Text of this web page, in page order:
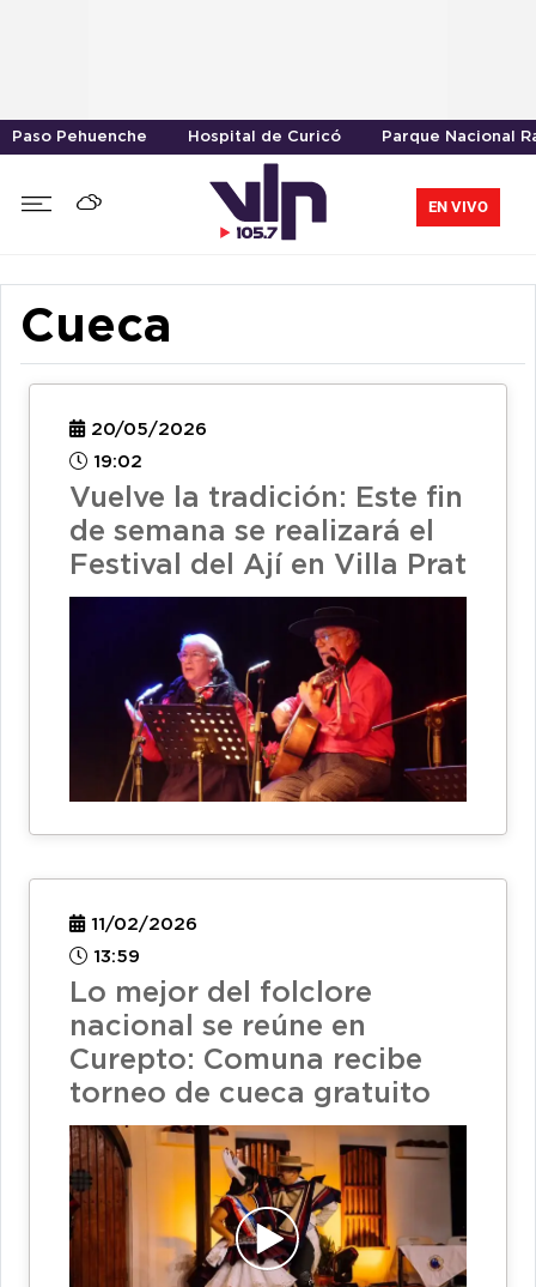
Paso Pehuenche Hospital de Curicó Parque Nacional
EN VIVO
Cueca
20/05/2026
19:02
Vuelve la tradición: Este fin
de semana se realizará el
Festival del Ají en Villa Prat
11/02/2026
13:59
Lo mejor del folclore
nacional se reúne en
Curepto: Comuna recibe
torneo de cueca gratuito